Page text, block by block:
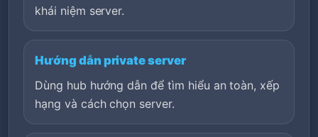
khái niệm server.
Hướng dẫn private server
Dùng hub hướng dẫn để tìm hiểu an toàn, xếp
hạng và cách chọn server.